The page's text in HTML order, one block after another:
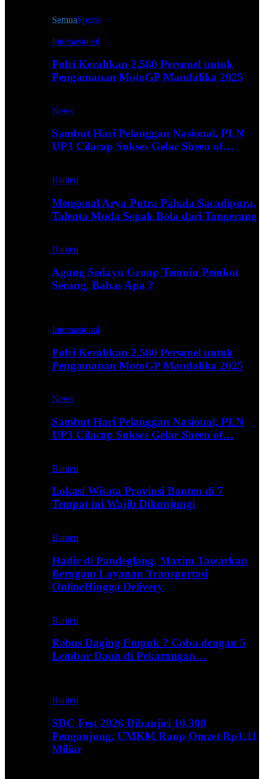
SemuaSports
Internasional
Polri Kerahkan 2.580 Personel untuk
Pengamanan MotoGP Mandalika 2025
News
Sambut Hari Pelanggan Nasional, PLN
UP3 Cilacap Sukses Gelar Sheen of…
Banten
Mengenal Arya Putra Pahala Sacadipura,
Talenta Muda Sepak Bola dari Tangerang
Banten
Agung Sedayu Group Temuin Pemkot
Serang, Bahas Apa ?
Internasional
Polri Kerahkan 2.580 Personel untuk
Pengamanan MotoGP Mandalika 2025
News
Sambut Hari Pelanggan Nasional, PLN
UP3 Cilacap Sukses Gelar Sheen of…
Banten
Lokasi Wisata Provinsi Banten di 7
Tempat ini Wajib Dikunjungi
Banten
Hadir di Pandeglang, Maxim Tawarkan
Beragam Layanan Transportasi
OnlineHingga Delivery
Banten
Rebus Daging Empuk ? Coba dengan 5
Lembar Daun di Pekarangan…
Banten
SDC Fest 2026 Dibanjiri 10.300
Pengunjung, UMKM Raup Omzet Rp1,11
Miliar